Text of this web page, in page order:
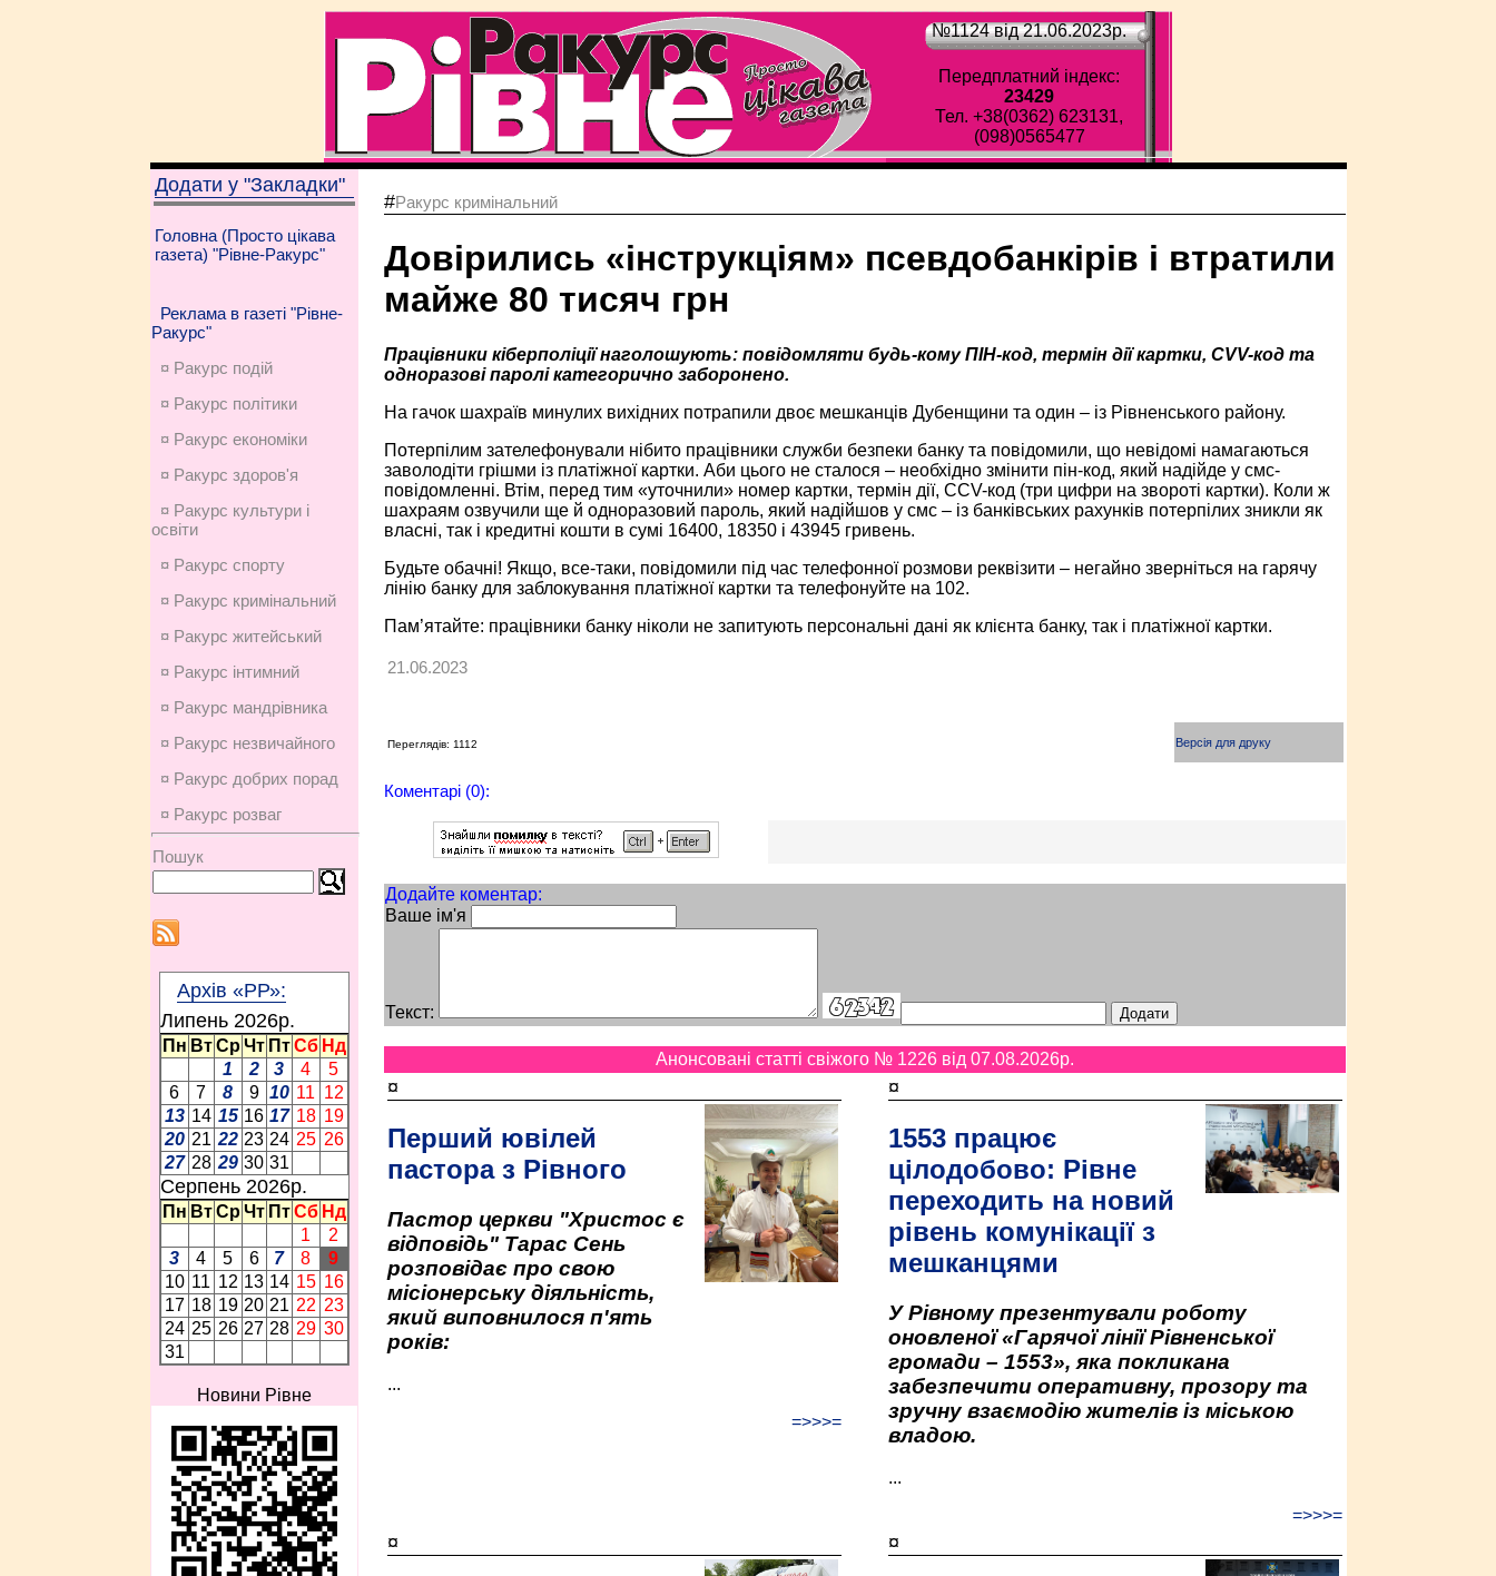
№1124 від 21.06.2023p.
Передплатний індекс:
23429
Тел. +38(0362) 623131,
(098)0565477
Додати у "Закладки"
Головна (Просто цікава
газета) "Рівне-Ракурс"
Реклама в газеті "Рівне-
Ракурс"
¤ Ракурс подій
¤ Ракурс політики
¤ Ракурс економiки
¤ Ракурс здоров'я
¤ Ракурс культури і
освіти
¤ Ракурс спорту
¤ Ракурс кримінальний
¤ Ракурс житейський
¤ Ракурс інтимний
¤ Ракурс мандрівника
¤ Ракурс незвичайного
¤ Ракурс добрих порад
¤ Ракурс розваг
Пошук
Архів «РР»:
Липень 2026p.
Пн Вт Ср Чт Пт Сб Нд
1
2 3 4
5
6
7 8 9 10 11 12
13 14 15 16 17 18 19
20 21 22 23 24 25 26
27 28 29 30 31
Серпень 2026p.
Пн Вт Ср Чт Пт Сб Нд
1
2
3
4 5 6 7 8
9
10 11 12 13 14 15 16
17 18 19 20 21 22 23
24 25 26 27 28 29 30
31
Новини Рівне
#Ракурс кримінальний
Довірились «інструкціям» псевдобанкірів і втратили
майже 80 тисяч грн
Працівники кіберполіції наголошують: повідомляти будь-кому ПІН-код, термін дії картки, CVV-код та
одноразові паролі категорично заборонено.
На гачок шахраїв минулих вихідних потрапили двоє мешканців Дубенщини та один – із Рівненського району.
Потерпілим зателефонували нібито працівники служби безпеки банку та повідомили, що невідомі намагаються
заволодіти грішми із платіжної картки. Аби цього не сталося – необхідно змінити пін-код, який надійде у смс-
повідомленні. Втім, перед тим «уточнили» номер картки, термін дії, ССV-код (три цифри на звороті картки). Коли ж
шахраям озвучили ще й одноразовий пароль, який надійшов у смс – із банківських рахунків потерпілих зникли як
власні, так і кредитні кошти в сумі 16400, 18350 і 43945 гривень.
Будьте обачні! Якщо, все-таки, повідомили під час телефонної розмови реквізити – негайно зверніться на гарячу
лінію банку для заблокування платіжної картки та телефонуйте на 102.
Пам’ятайте: працівники банку ніколи не запитують персональні дані як клієнта банку, так і платіжної картки.
21.06.2023
Переглядів: 1112 Версія для друку
Коментарі (0):
Додайте коментар:
Ваше ім'я
Текст:
Анонсовані статті свіжого № 1226 від 07.08.2026p.
¤
Перший ювілей
пастора з Рівного
Пастор церкви "Христос є
відповідь" Тарас Сень
розповідає про свою
місіонерську діяльність,
який виповнилося п'ять
років:
...
=>>>=
¤
1553 працює
цілодобово: Рівне
переходить на новий
рівень комунікації з
мешканцями
У Рівному презентували роботу
оновленої «Гарячої лінії Рівненської
громади – 1553», яка покликана
забезпечити оперативну, прозору та
зручну взаємодію жителів із міською
владою.
...
=>>>=
¤ ¤